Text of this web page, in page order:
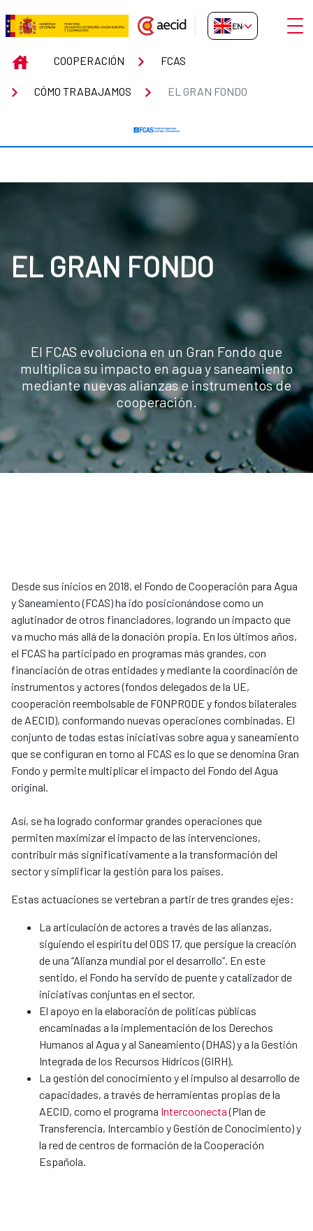
Skip to Main Content
El Gran Fondo
EN-GB
INICIOCOOPERACIÓN FCAS
CÓMO TRABAJAMOS EL GRAN FONDO
EL GRAN FONDO
El FCAS evoluciona en un Gran Fondo que
multiplica su impacto en agua y saneamiento
mediante nuevas alianzas e instrumentos de
cooperación.
Desde sus inicios en 2018, el Fondo de Cooperación para Agua
y Saneamiento (FCAS) ha ido posicionándose como un
aglutinador de otros financiadores, logrando un impacto que
va mucho más allá de la donación propia. En los últimos años,
el FCAS ha participado en programas más grandes, con
financiación de otras entidades y mediante la coordinación de
instrumentos y actores (fondos delegados de la UE,
cooperación reembolsable de FONPRODE y fondos bilaterales
de AECID), conformando nuevas operaciones combinadas. El
conjunto de todas estas iniciativas sobre agua y saneamiento
que se configuran en torno al FCAS es lo que se denomina Gran
Fondo y permite multiplicar el impacto del Fondo del Agua
original.
Así, se ha logrado conformar grandes operaciones que
permiten maximizar el impacto de las intervenciones,
contribuir más significativamente a la transformación del
sector y simplificar la gestión para los países.
Estas actuaciones se vertebran a partir de tres grandes ejes:
La articulación de actores a través de las alianzas,
siguiendo el espíritu del ODS 17, que persigue la creación
de una “Alianza mundial por el desarrollo”. En este
sentido, el Fondo ha servido de puente y catalizador de
iniciativas conjuntas en el sector.
El apoyo en la elaboración de políticas públicas
encaminadas a la implementación de los Derechos
Humanos al Agua y al Saneamiento (DHAS) y a la Gestión
Integrada de los Recursos Hídricos (GIRH).
La gestión del conocimiento y el impulso al desarrollo de
capacidades, a través de herramientas propias de la
AECID, como el programa Intercoonecta(Plan de
Transferencia, Intercambio y Gestión de Conocimiento) y
la red de centros de formación de la Cooperación
Española.